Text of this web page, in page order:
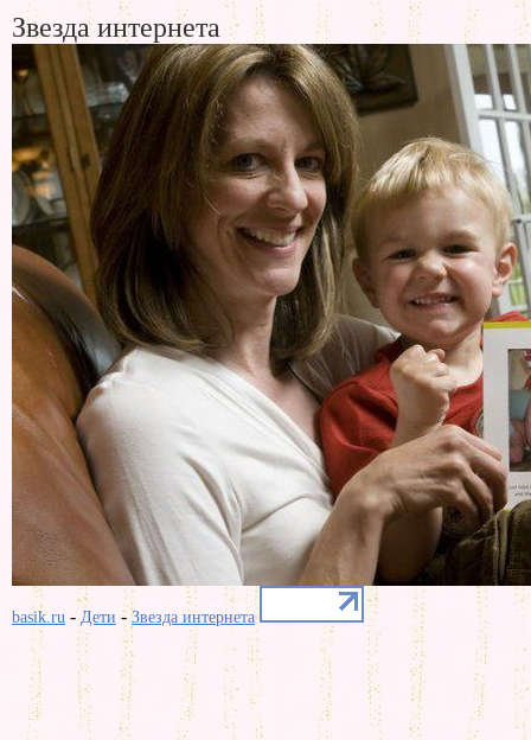
Звезда интернета
basik.ru -Дети -Звезда интернета